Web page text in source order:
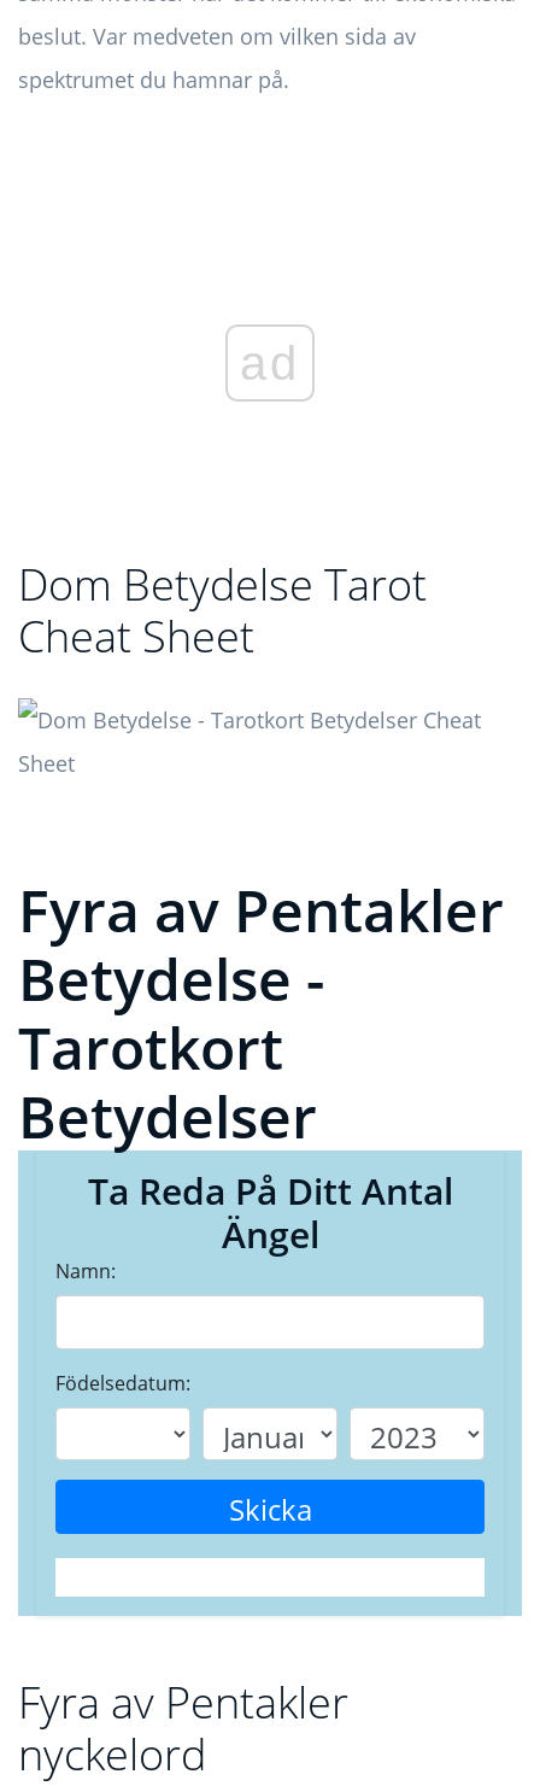
beslut. Var medveten om vilken sida av
spektrumet du hamnar på.
ad
Dom Betydelse Tarot
Cheat Sheet
Fyra av Pentakler
Betydelse -
Tarotkort
Betydelser
Ta Reda På Ditt Antal
Ängel
Namn:
Födelsedatum:
Skicka
Fyra av Pentakler
nyckelord